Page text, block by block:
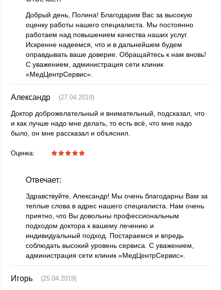
Добрый день, Полина! Благодарим Вас за высокую
оценку работы нашего специалиста. Мы постоянно
работаем над повышением качества наших услуг.
Искренне надеемся, что и в дальнейшем будем
оправдывать ваше доверие. Обращайтесь к нам вновь!
С уважением, администрация сети клиник
«МедЦентрСервис».
Александр (27.04.2019)
Доктор доброжелательный и внимательный, подсказал, что
и как лучше надо мне делать, то есть всё, что мне надо
было, он мне рассказал и объяснил.
Оценка:
Отвечает:
Здравствуйте, Александр! Мы очень благодарны Вам за
теплые слова в адрес нашего специалиста. Нам очень
приятно, что Вы довольны профессиональным
подходом доктора к вашему лечению и
индивидуальный подход. Постараемся и впредь
соблюдать высокий уровень сервиса. С уважением,
администрация сети клиник «МедЦентрСервис».
Игорь (25.04.2019)